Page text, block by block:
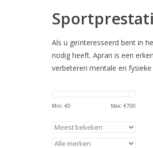
Als u geïnteresseerd bent in
nodig heeft. Apran is een
verbeteren mentale en
Min: €0 Max: €700